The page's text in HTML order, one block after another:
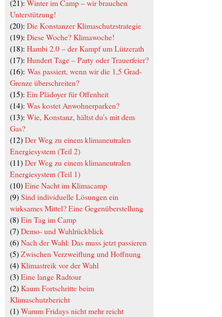
(21): Winter im Camp – wir brauchen
Unterstützung!
(20): Die Konstanzer Klimaschutzstrategie
(19): Diese Woche? Klimawoche!
(18): Hambi 2.0 – der Kampf um Lützerath
(17): Hundert Tage – Party oder Trauerfeier?
(16): Was passiert, wenn wir die 1,5 Grad-
Grenze überschreiten?
(15): Ein Plädoyer für Offenheit
(14): Was kostet Anwohnerparken?
(13): Wie, Konstanz, hältst du’s mit dem
Gas?
(12)Der Weg zu einem klimaneutralen
Energiesystem (Teil 2)
(11)Der Weg zu einem klimaneutralen
Energiesystem (Teil 1)
(10)Eine Nacht im Klimacamp
(9)Sind individuelle Lösungen ein
wirksames Mittel? Eine Gegenüberstellung
(8)Ein Tag im Camp
(7)Demo- und Wahlrückblick
(6)Nach der Wahl: Das muss jetzt passieren
(5)Zwischen Verzweiflung und Hoffnung
(4)Klimastreik vor der Wahl
(3)Eine lange Radtour
(2)Kaum Fortschritte beim
Klimaschutzbericht
(1)Warum Fridays nicht mehr reicht